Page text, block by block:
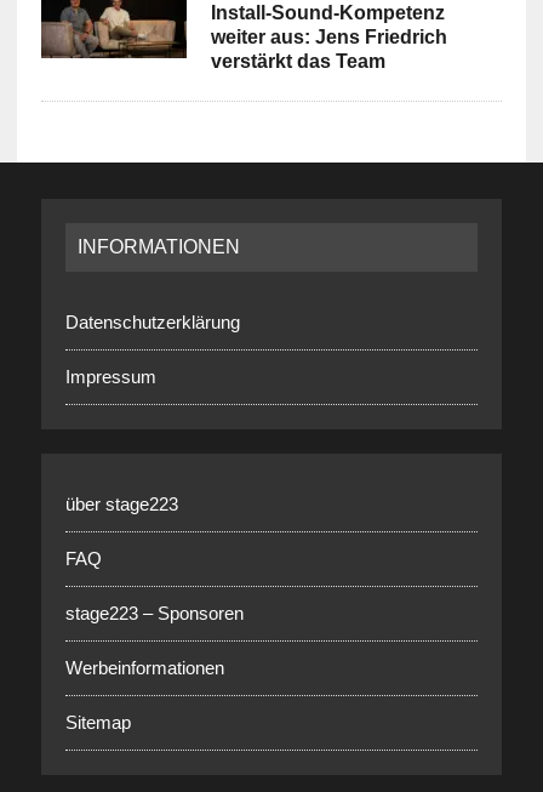
Install-Sound-Kompetenz
weiter aus: Jens Friedrich
verstärkt das Team
INFORMATIONEN
Datenschutzerklärung
Impressum
über stage223
FAQ
stage223 – Sponsoren
Werbeinformationen
Sitemap